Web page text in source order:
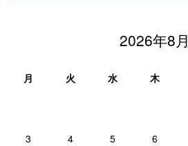
2026年8月
月 火 水 木
3 4 5 6